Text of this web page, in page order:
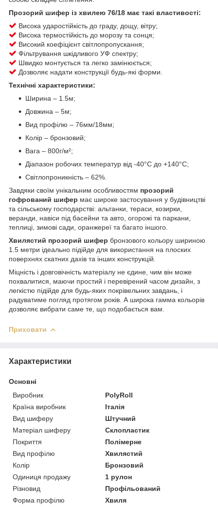
Прозорий шифер із хвилею 76/18 має такі властивості:
Висока ударостійкість до граду, дощу, вітру;
Висока термостійкість до морозу та сонця;
Високий коефіцієнт світлопропускання;
Фільтрування шкідливого УФ спектру;
Швидко монтується та легко замінюється;
Дозволяє надати конструкції будь-які форми.
Технічні характеристики:
Ширина – 1.5м;
Довжина – 5м;
Вид профілю – 76мм/18мм;
Колір – бронзовий;
Вага – 800г/м²;
Діапазон робочих температур від -40°C до +140°C;
Світлопроникність – 62%.
Завдяки своїм унікальним особливостям прозорий
гофрований шифер має широке застосування у будівництві
та сільському господарстві: альтанки, тераси, козирки,
веранди, навіси під басейни та авто, огорожі та паркани,
теплиці, зимові сади, оранжереї та багато іншого.
Хвилястий прозорий шифер бронзового кольору шириною
1.5 метри ідеально підійде для використання на плоских
поверхнях скатних дахів та інших конструкцій.
Міцність і довговічність матеріалу не єдине, чим він може
похвалитися, маючи простий і перевірений часом дизайн, з
легкістю підійде для будь-яких покрівельних завдань, і
радуватиме погляд протягом років. А широка гамма кольорів
дозволяє вибрати саме те, що подобається вам.
Приховати
Характеристики
Основні
Виробник
PolyRoll
Країна виробник
Італія
Вид шиферу
Штучний
Матеріал шиферу
Склопластик
Покриття
Полімерне
Вид профілю
Хвилястий
Колір
Бронзовий
Одиниця продажу
1 рулон
Різновид
Профільований
Форма профілю
Хвиля